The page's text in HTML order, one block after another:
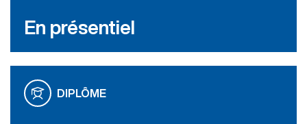
En présentiel
DIPLÔME